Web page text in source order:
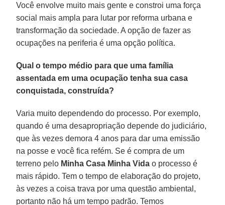
Você envolve muito mais gente e constroi uma força
social mais ampla para lutar por reforma urbana e
transformação da sociedade. A opção de fazer as
ocupações na periferia é uma opção política.
Qual o tempo médio para que uma família
assentada em uma ocupação tenha sua casa
conquistada, construída?
Varia muito dependendo do processo. Por exemplo,
quando é uma desapropriação depende do judiciário,
que às vezes demora 4 anos para dar uma emissão
na posse e você fica refém. Se é compra de um
terreno pelo Minha Casa Minha Vida o processo é
mais rápido. Tem o tempo de elaboração do projeto,
às vezes a coisa trava por uma questão ambiental,
portanto não há um tempo padrão. Temos